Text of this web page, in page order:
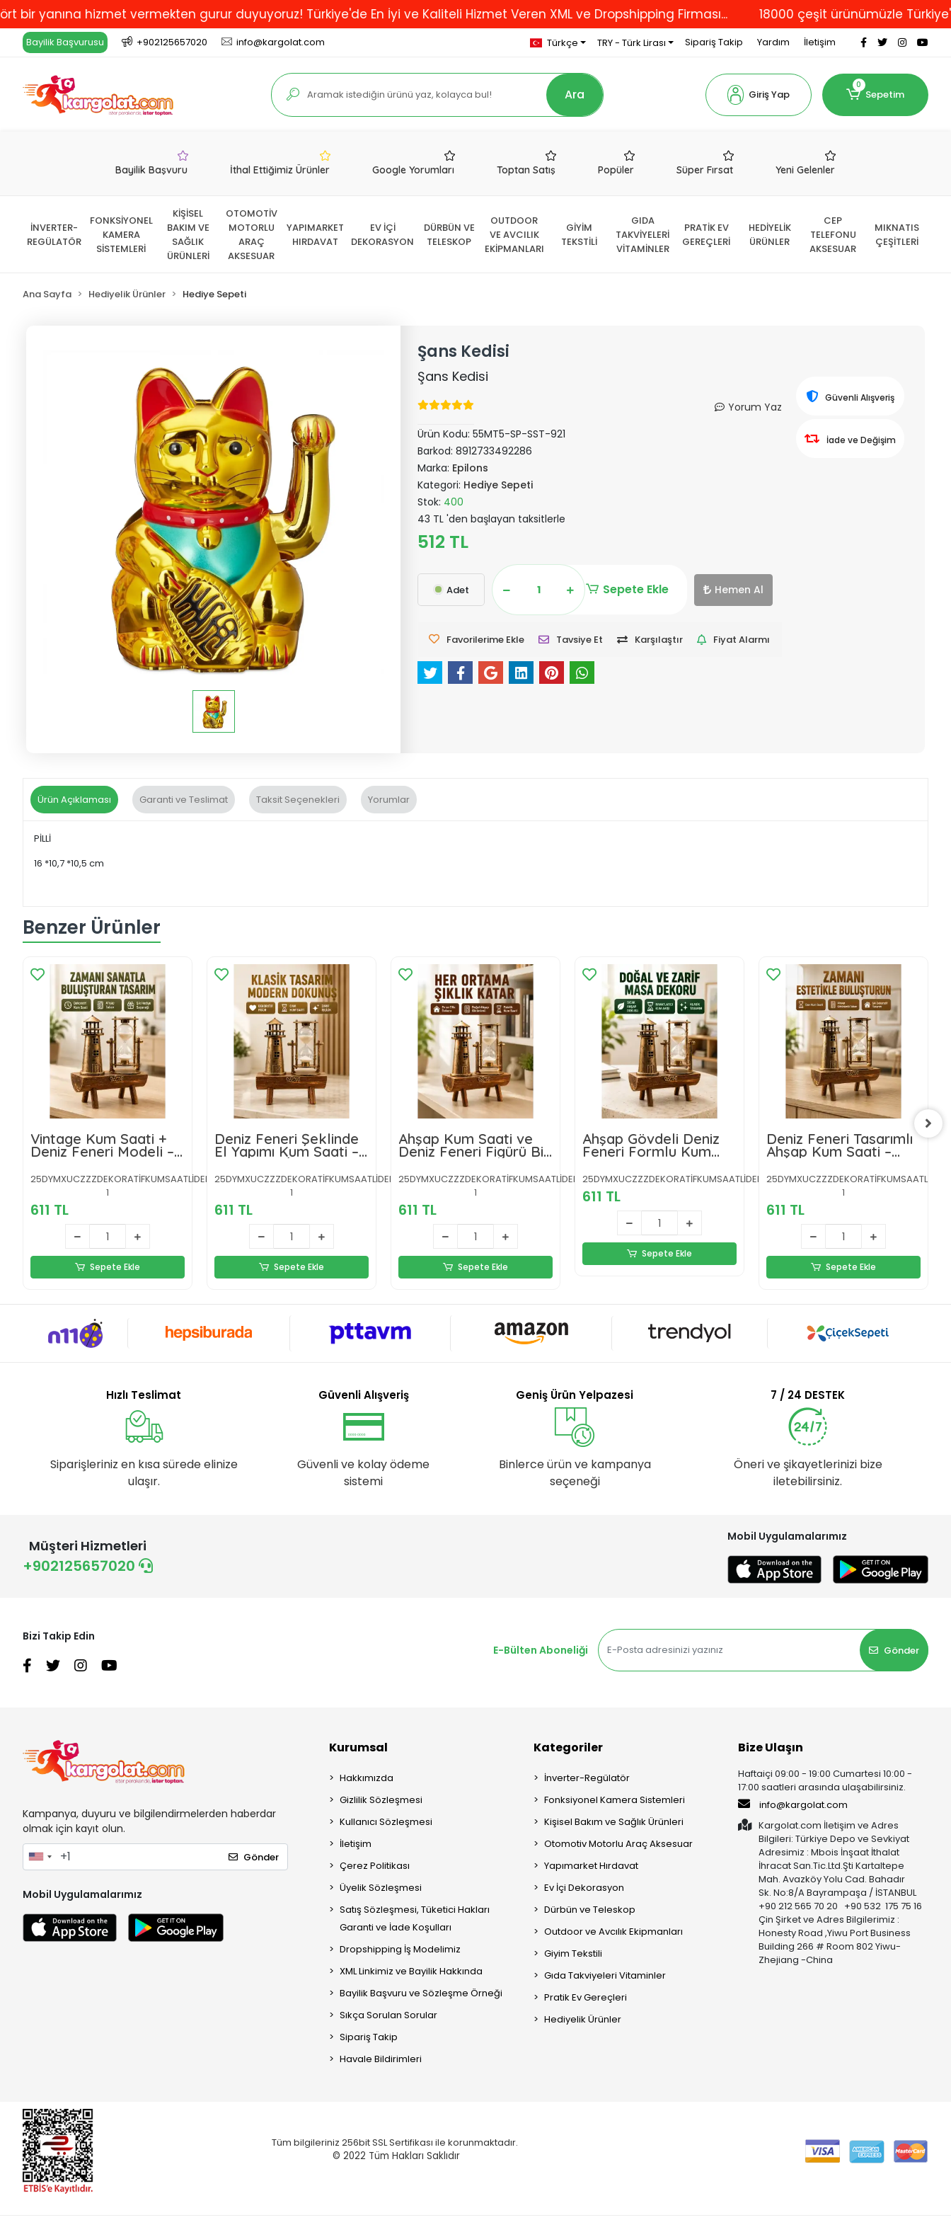
hizmet vermekten gurur duyuyoruz! Türkiye'de En İyi ve Kaliteli Hizmet Veren XML ve Dropshipping Firması... 18000 çeşit ürünümüzle Türkiye'nin
Bayilik Başvurusu +902125657020 info@kargolat.com Türkçe TRY - Türk Lirası Sipariş Takip Yardım İletişim
Ara Giriş Yap
0
Sepetim
Bayilik Başvuru İthal Ettiğimiz Ürünler Google Yorumları Toptan Satış Popüler Süper Fırsat Yeni Gelenler
İNVERTER-
REGÜLATÖR
FONKSİYONEL
KAMERA
SİSTEMLERİ
KİŞİSEL
BAKIM VE
SAĞLIK
ÜRÜNLERİ
OTOMOTİV
MOTORLU
ARAÇ
AKSESUAR
YAPIMARKET
HIRDAVAT
EV İÇİ
DEKORASYON
DÜRBÜN VE
TELESKOP
OUTDOOR
VE AVCILIK
EKİPMANLARI
GİYİM
TEKSTİLİ
GIDA
TAKVİYELERİ
VİTAMİNLER
PRATİK EV
GEREÇLERİ
HEDİYELİK
ÜRÜNLER
CEP
TELEFONU
AKSESUAR
MIKNATIS
ÇEŞİTLERİ
Ana Sayfa Hediyelik Ürünler Hediye Sepeti
Şans Kedisi
Şans Kedisi
Yorum Yaz
Ürün Kodu:55MT5-SP-SST-921
Barkod:8912733492286
Marka: Epilons
Kategori: Hediye Sepeti
Stok: 400
43 TL 'den başlayan taksitlerle
512 TL
Adet Sepete Ekle Hemen Al
Favorilerime Ekle Tavsiye Et Karşılaştır Fiyat Alarmı
Güvenli Alışveriş
İade ve Değişim
Ürün Açıklaması Garanti ve Teslimat Taksit Seçenekleri Yorumlar
PİLLİ
16 *10,7 *10,5 cm
Benzer Ürünler
Vintage Kum Saati +
Deniz Feneri Modeli –
Üstü Dekor Yeni Nesil
25DYMXUCZZZDEKORATİFKUMSAATLİDENİZFENERİİİİİ-4-
1
611 TL
Sepete Ekle
Deniz Feneri Şeklinde
El Yapımı Kum Saati –
Ev ve Ofis İçin Zarif
Süs Yeni Nesil
25DYMXUCZZZDEKORATİFKUMSAATLİDENİZFENERİİİİİ-2-
1
611 TL
Sepete Ekle
Ahşap Kum Saati ve
Deniz Feneri Figürü Bir
Arada – Ev & Ofis
Dekorasyonu Yeni
25DYMXUCZZZDEKORATİFKUMSAATLİDENİZFENERİİİİİ-3-
1
611 TL
Sepete Ekle
Ahşap Gövdeli Deniz
Feneri Formlu Kum
Dekoru Yeni Nesil
25DYMXUCZZZDEKORATİFKUMSAATLİDENİZFENERİİİİİ-6
611 TL
Sepete Ekle
Deniz Feneri Tasarımlı
Ahşap Kum Saati –
Retro Masa Aksesuarı
Yeni Nesil
1
611 TL
Sepete Ekle
Hızlı Teslimat
Siparişleriniz en kısa sürede elinize
ulaşır.
Güvenli Alışveriş
Güvenli ve kolay ödeme
sistemi
Geniş Ürün Yelpazesi
Binlerce ürün ve kampanya
seçeneği
7 / 24 DESTEK
Öneri ve şikayetlerinizi bize
iletebilirsiniz.
Müşteri Hizmetleri
+902125657020
Mobil Uygulamalarımız
Bizi Takip Edin
E-Bülten Aboneliği
Gönder
Kampanya, duyuru ve bilgilendirmelerden haberdar
olmak için kayıt olun.
Gönder
Mobil Uygulamalarımız
Kurumsal
Hakkımızda
Gizlilik Sözleşmesi
Kullanıcı Sözleşmesi
İletişim
Çerez Politikası
Üyelik Sözleşmesi
Satış Sözleşmesi, Tüketici Hakları
Garanti ve İade Koşulları
Dropshipping İş Modelimiz
XML Linkimiz ve Bayilik Hakkında
Bayilik Başvuru ve Sözleşme Örneği
Sıkça Sorulan Sorular
Sipariş Takip
Havale Bildirimleri
Kategoriler
İnverter-Regülatör
Fonksiyonel Kamera Sistemleri
Kişisel Bakım ve Sağlık Ürünleri
Otomotiv Motorlu Araç Aksesuar
Yapımarket Hırdavat
Ev İçi Dekorasyon
Dürbün ve Teleskop
Outdoor ve Avcılık Ekipmanları
Giyim Tekstili
Gıda Takviyeleri Vitaminler
Pratik Ev Gereçleri
Hediyelik Ürünler
Bize Ulaşın
Haftaiçi 09:00 - 19:00 Cumartesi 10:00 -
17:00 saatleri arasında ulaşabilirsiniz.
info@kargolat.com
Kargolat.com İletişim ve Adres
Bilgileri: Türkiye Depo ve Sevkiyat
Adresimiz : Mbois İnşaat İthalat
İhracat San.Tic.Ltd.Şti Kartaltepe
Mah. Avazköy Yolu Cad. Bahadır
Sk. No:8/A Bayrampaşa / İSTANBUL
+90 212 565 70 20 +90 532 175 75 16
Çin Şirket ve Adres Bilgilerimiz :
Honesty Road ,Yiwu Port Business
Building 266 # Room 802 Yiwu-
Zhejiang -China
Tüm bilgileriniz 256bit SSL Sertifikası ile korunmaktadır.
© 2022 Tüm Hakları Saklıdır